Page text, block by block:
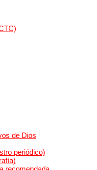
de Dios
periódico)